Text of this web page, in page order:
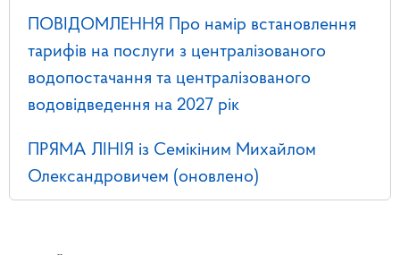
ПОВІДОМЛЕННЯ Про намір встановлення
тарифів на послуги з централізованого
водопостачання та централізованого
водовідведення на 2027 рік
ПРЯМА ЛІНІЯ із Семікіним Михайлом
Олександровичем (оновлено)